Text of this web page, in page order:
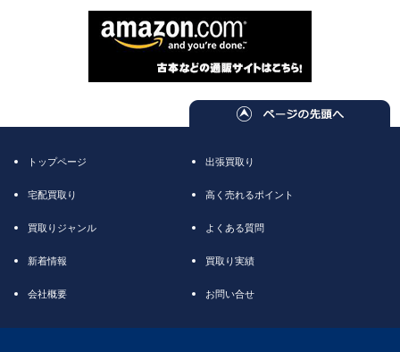
トップページ 出張買取り
宅配買取り 高く売れるポイント
買取りジャンル よくある質問
新着情報 買取り実績
会社概要 お問い合せ